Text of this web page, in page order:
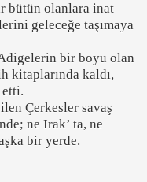
bütün olanlara inat
geleceğe taşımaya
bir boyu olan
kitaplarında kaldı,
etti.
Çerkesler savaş
ne Irak’ ta, ne
bir yerde.